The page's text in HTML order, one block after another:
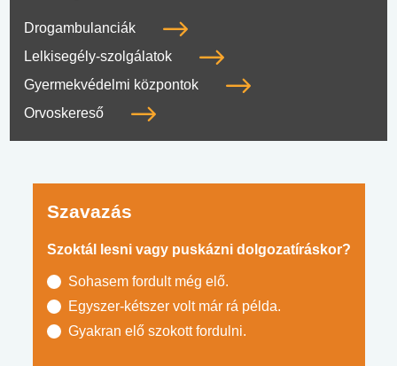
Drogambulanciák
Lelkisegély-szolgálatok
Gyermekvédelmi központok
Orvoskereső
Szavazás
Szoktál lesni vagy puskázni dolgozatíráskor?
Sohasem fordult még elő.
Egyszer-kétszer volt már rá példa.
Gyakran elő szokott fordulni.